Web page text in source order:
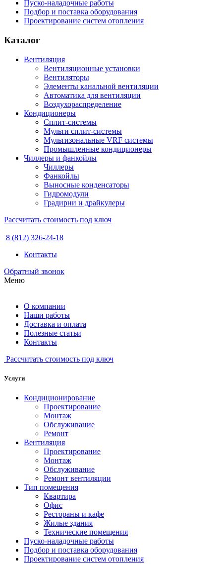
Пуско-наладочные работы
Подбор и поставка оборудования
Проектирование систем отопления
Каталог
Вентиляция
Вентиляционные установки
Вентиляторы
Элементы канальной вентиляции
Автоматика для вентиляции
Воздухораспределение
Кондиционеры
Сплит-системы
Мульти сплит-системы
Мультизональные VRF системы
Промышленные кондиционеры
Чиллеры и фанкойлы
Чиллеры
Фанкойлы
Выносные конденсаторы
Гидромодули
Градирни и драйкулеры
Рассчитать стоимость под ключ
8 (812) 326-24-18
Контакты
Обратный звонок
Меню
О компании
Наши работы
Доставка и оплата
Полезные статьи
Контакты
Рассчитать стоимость под ключ
Услуги
Кондиционирование
Проектирование
Монтаж
Обслуживание
Ремонт
Вентиляция
Проектирование
Монтаж
Обслуживание
Ремонт вентиляции
Тип помещения
Квартира
Офис
Рестораны и кафе
Жилые здания
Технические помещения
Пуско-наладочные работы
Подбор и поставка оборудования
Проектирование систем отопления